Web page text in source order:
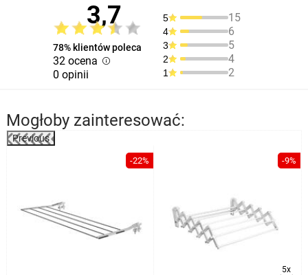
3,7
78% klientów poleca
32 ocena
0 opinii
5 15
4 6
3 5
2 4
1 2
Mogłoby zainteresować:
Previous
-22% -9%
5x